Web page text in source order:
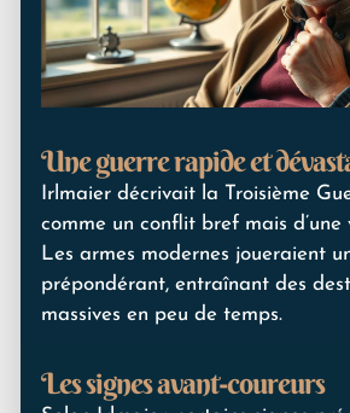
Une guerre rapide et
Irlmaier décrivait la Troisième
comme un conflit bref mais d’une
Les armes modernes joueraient
prépondérant, entraînant des
massives en peu de temps.
Les signes avant-coureurs